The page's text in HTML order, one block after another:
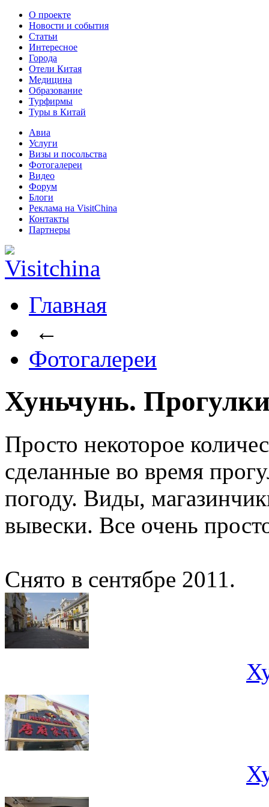
О проекте
Новости и события
Статьи
Интересное
Города
Отели Китая
Медицина
Образование
Турфирмы
Туры в Китай
Авиа
Услуги
Визы и посольства
Фотогалереи
Видео
Форум
Блоги
Реклама на VisitChina
Контакты
Партнеры
Главная
←
Фотогалереи
Хуньчунь.
Просто некоторое
сделанные во время
погоду. Виды,
вывески. Все очень
Снято в сентябре 2011.